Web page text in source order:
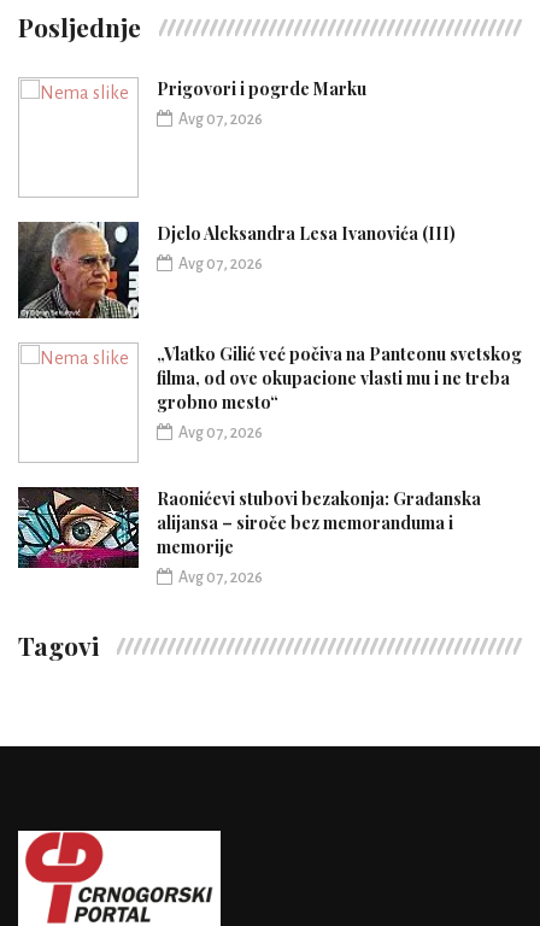
Posljednje
Prigovori i pogrde Marku
Avg 07, 2026
Djelo Aleksandra Lesa Ivanovića (III)
Avg 07, 2026
„Vlatko Gilić već počiva na Panteonu svetskog
filma, od ove okupacione vlasti mu i ne treba
grobno mesto“
Avg 07, 2026
Raonićevi stubovi bezakonja: Građanska
alijansa – siroče bez memoranduma i
memorije
Avg 07, 2026
Tagovi